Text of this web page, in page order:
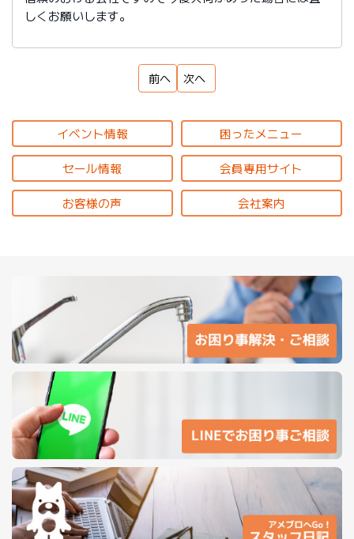
しくお願いします。
前へ 次へ
イベント情報 困ったメニュー
セール情報 会員専用サイト
お客様の声 会社案内